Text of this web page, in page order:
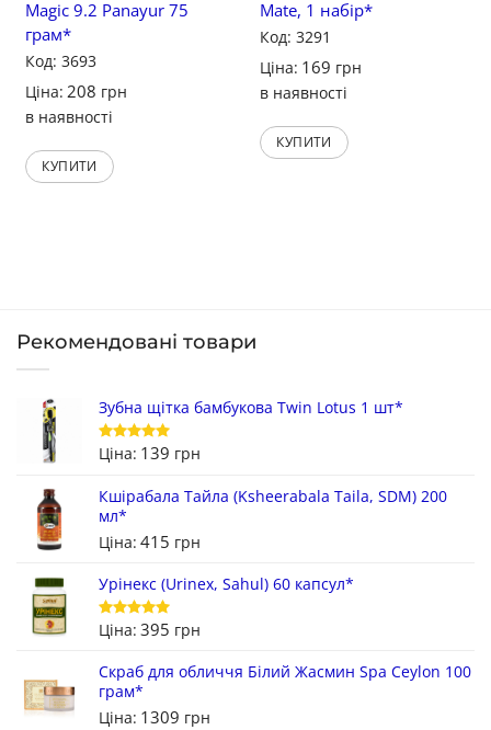
Magic 9.2 Panayur 75
грам*
Код: 3693
Ціна: 208 грн
в наявності
КУПИТИ
Mate, 1 набір*
Код: 3291
Ціна: 169 грн
в наявності
КУПИТИ
Рекомендовані товари
Зубна щітка бамбукова Twin Lotus 1 шт*
Оцінено в
з 5
Ціна: 139 грн
Кшірабала Тайла (Ksheerabala Taila, SDM) 200
мл*
Ціна: 415 грн
Урінекс (Urinex, Sahul) 60 капсул*
Оцінено в
з 5
Ціна: 395 грн
Скраб для обличчя Білий Жасмин Spa Ceylon 100
грам*
Ціна: 1309 грн